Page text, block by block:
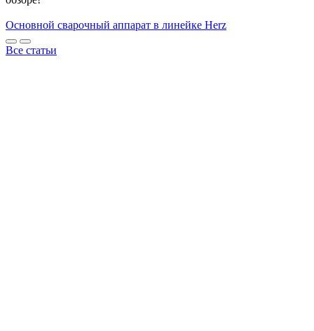
Основной сварочный аппарат в линейке Herz
Все статьи